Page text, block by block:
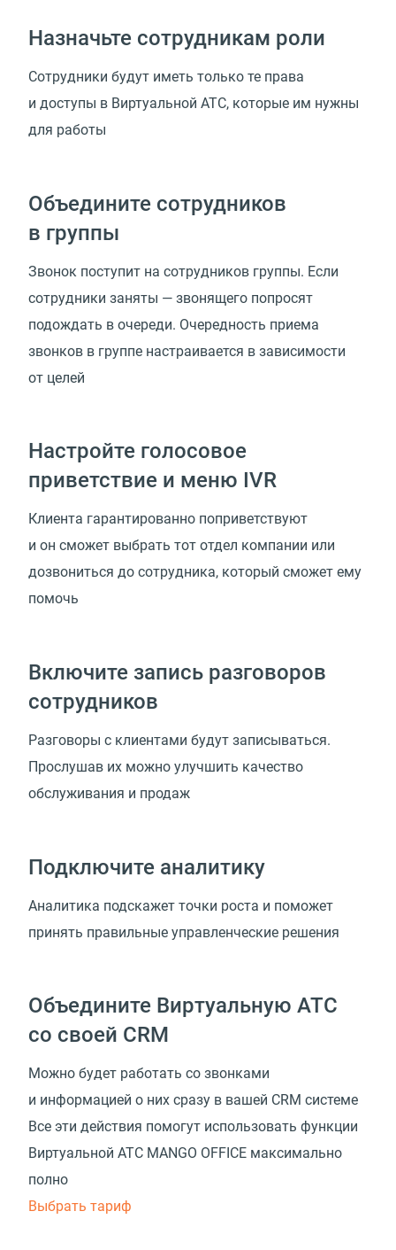
Назначьте сотрудникам роли
Сотрудники будут иметь только те права
и доступы в Виртуальной АТС, которые им нужны
для работы
Объедините сотрудников
в группы
Звонок поступит на сотрудников группы. Если
сотрудники заняты — звонящего попросят
подождать в очереди. Очередность приема
звонков в группе настраивается в зависимости
от целей
Настройте голосовое
приветствие и меню IVR
Клиента гарантированно поприветствуют
и он сможет выбрать тот отдел компании или
дозвониться до сотрудника, который сможет ему
помочь
Включите запись разговоров
сотрудников
Разговоры с клиентами будут записываться.
Прослушав их можно улучшить качество
обслуживания и продаж
Подключите аналитику
Аналитика подскажет точки роста и поможет
принять правильные управленческие решения
Объедините Виртуальную АТС
со своей CRM
Можно будет работать со звонками
и информацией о них сразу в вашей CRM системе
Все эти действия помогут использовать функции
Виртуальной АТС MANGO OFFICE максимально
полно
Выбрать тариф